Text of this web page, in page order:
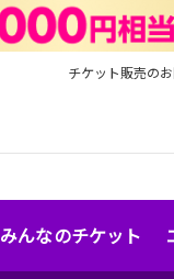
チケット販売の
みんなのチケット